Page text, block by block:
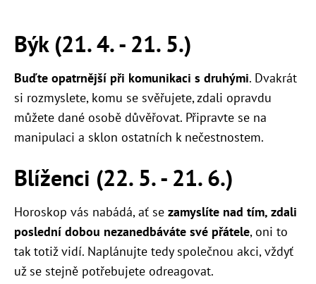
Býk (21. 4. - 21. 5.)
Buďte opatrnější při komunikaci s druhými. Dvakrát
si rozmyslete, komu se svěřujete, zdali opravdu
můžete dané osobě důvěřovat. Připravte se na
manipulaci a sklon ostatních k nečestnostem.
Blíženci (22. 5. - 21. 6.)
Horoskop vás nabádá, ať se zamyslíte nad tím, zdali
poslední dobou nezanedbáváte své přátele, oni to
tak totiž vidí. Naplánujte tedy společnou akci, vždyť
už se stejně potřebujete odreagovat.